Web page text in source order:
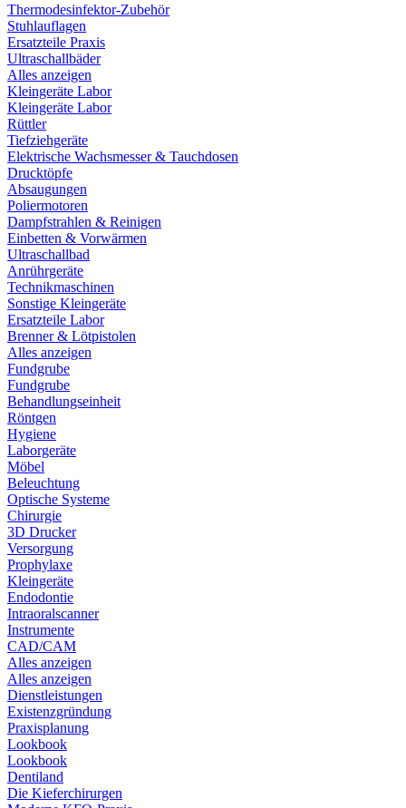
Thermodesinfektor-Zubehör
Stuhlauflagen
Ersatzteile Praxis
Ultraschallbäder
Alles anzeigen
Kleingeräte Labor
Kleingeräte Labor
Rüttler
Tiefziehgeräte
Elektrische Wachsmesser & Tauchdosen
Drucktöpfe
Absaugungen
Poliermotoren
Dampfstrahlen & Reinigen
Einbetten & Vorwärmen
Ultraschallbad
Anrührgeräte
Technikmaschinen
Sonstige Kleingeräte
Ersatzteile Labor
Brenner & Lötpistolen
Alles anzeigen
Fundgrube
Fundgrube
Behandlungseinheit
Röntgen
Hygiene
Laborgeräte
Möbel
Beleuchtung
Optische Systeme
Chirurgie
3D Drucker
Versorgung
Prophylaxe
Kleingeräte
Endodontie
Intraoralscanner
Instrumente
CAD/CAM
Alles anzeigen
Alles anzeigen
Dienstleistungen
Existenzgründung
Praxisplanung
Lookbook
Lookbook
Dentiland
Die Kieferchirurgen